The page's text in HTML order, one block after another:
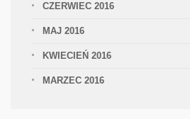
CZERWIEC 2016
MAJ 2016
KWIECIEŃ 2016
MARZEC 2016